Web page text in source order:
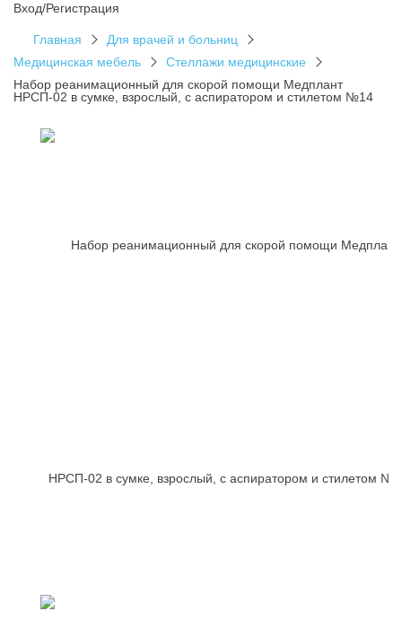
Вход/Регистрация
Главная
Для врачей и больниц
Медицинская мебель
Стеллажи медицинские
Набор реанимационный для скорой помощи Медплант
НРСП-02 в сумке, взрослый, с аспиратором и стилетом №14